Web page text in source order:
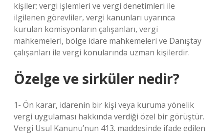
kişiler; vergi işlemleri ve vergi denetimleri ile
ilgilenen görevliler, vergi kanunları uyarınca
kurulan komisyonların çalışanları, vergi
mahkemeleri, bölge idare mahkemeleri ve Danıştay
çalışanları ile vergi konularında uzman kişilerdir.
Özelge ve sirküler nedir?
1- Ön karar, idarenin bir kişi veya kuruma yönelik
vergi uygulaması hakkında verdiği özel bir görüştür.
Vergi Usul Kanunu’nun 413. maddesinde ifade edilen